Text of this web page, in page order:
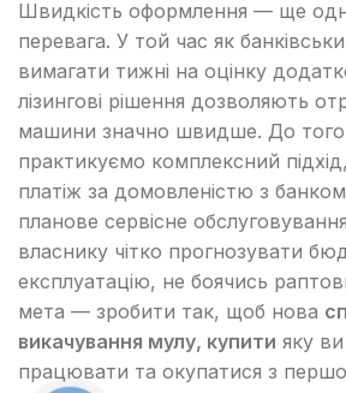
Швидкість оформлення — ще
перевага. У той час як
вимагати тижні на оцінку
лізингові рішення дозволяють
машини значно швидше. До
практикуємо комплексний
платіж за домовленістю з
планове сервісне
власнику чітко прогнозувати
експлуатацію, не боячись
мета — зробити так, щоб нова
викачування мулу, купити яку
працювати та окупатися з